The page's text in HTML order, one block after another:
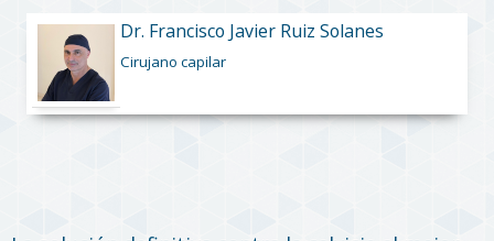
Dr. Francisco Javier Ruiz Solanes
Cirujano capilar